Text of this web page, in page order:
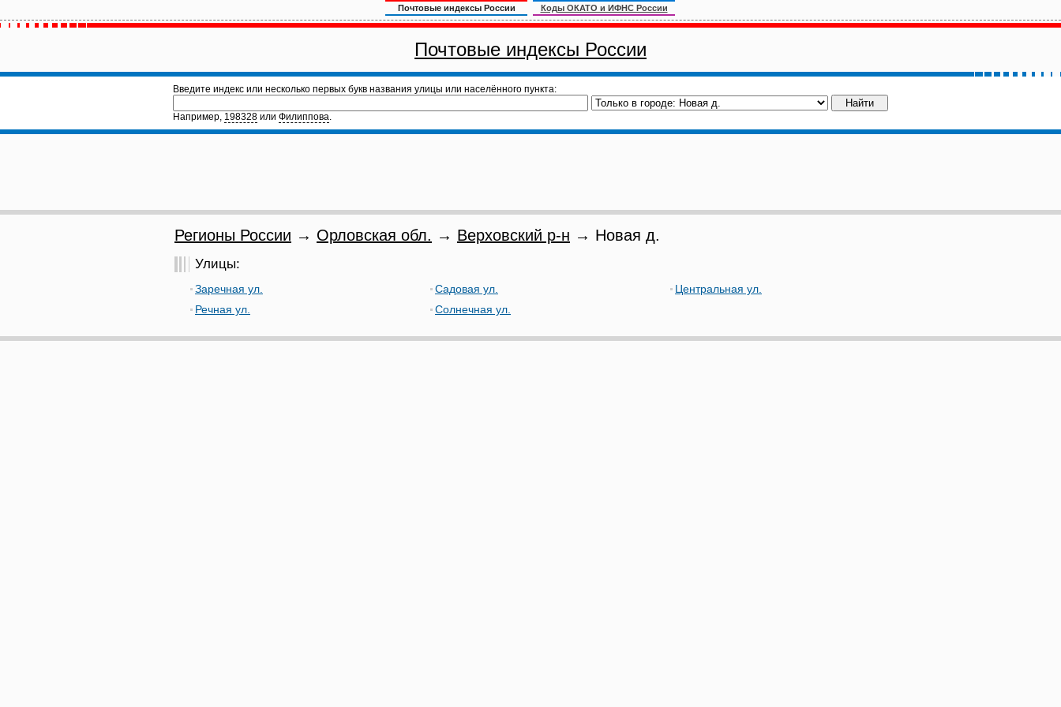
Почтовые индексы России Коды ОКАТО и ИФНС России
Почтовые индексы России
Введите индекс или несколько первых букв названия улицы или населённого пункта:
Например, 198328 или Филиппова.
Регионы России → Орловская обл. → Верховский р-н → Новая д.
Улицы:
Заречная ул.
Речная ул.
Садовая ул.
Солнечная ул.
Центральная ул.